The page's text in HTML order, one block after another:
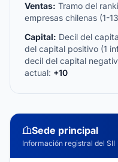
Ventas: Tramo del
empresas chilenas (1-
Capital: Decil del
del capital positivo (1
decil del capital
actual: +10
Sede principal
Información registral del SII